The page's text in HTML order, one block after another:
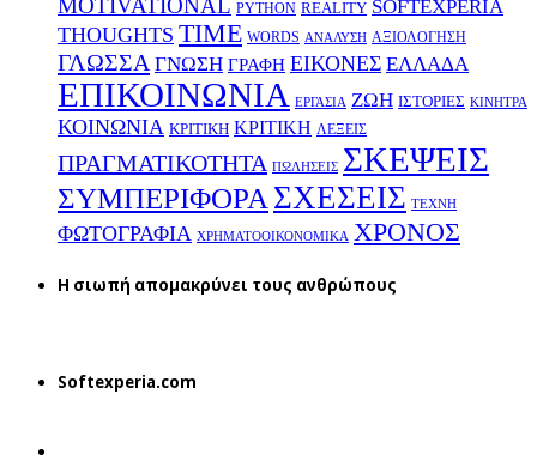
MOTIVATIONAL PYTHON REALITY SOFTEXPERIA
THOUGHTS TIME WORDS ΑΝΑΛΥΣΗ ΑΞΙΟΛΟΓΗΣΗ
ΓΛΩΣΣΑ ΓΝΩΣΗ ΓΡΑΦΗ ΕΙΚΟΝΕΣ ΕΛΛΑΔΑ
ΕΠΙΚΟΙΝΩΝΙΑ ΕΡΓΑΣΙΑ ΖΩΗ ΙΣΤΟΡΙΕΣ ΚΙΝΗΤΡΑ
ΚΟΙΝΩΝΙΑ ΚΡΙΤΙΚΗ ΚΡΙΤΙΚΗ ΛΕΞΕΙΣ
ΠΡΑΓΜΑΤΙΚΟΤΗΤΑ ΠΩΛΗΣΕΙΣ ΣΚΕΨΕΙΣ
ΣΥΜΠΕΡΙΦΟΡΑΣΧΕΣΕΙΣ ΤΕΧΝΗ
ΦΩΤΟΓΡΑΦΙΑ ΧΡΗΜΑΤΟΟΙΚΟΝΟΜΙΚΑ ΧΡΟΝΟΣ
H σιωπή απομακρύνει τους ανθρώπους
Softexperia.com